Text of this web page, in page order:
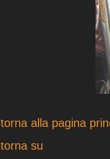
torna alla pagina
torna su